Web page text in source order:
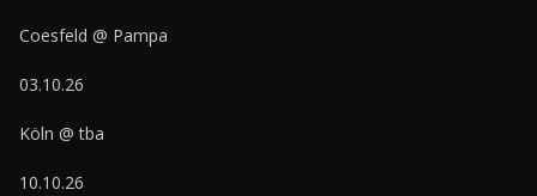
Coesfeld @ Pampa
03.10.26
Köln @ tba
10.10.26